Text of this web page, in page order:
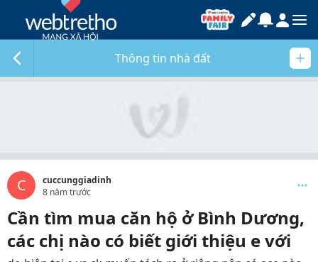
Thông tin nhà đất
C
cuccunggiadinh
8 năm trước
Cần tìm mua căn hộ ở Bình Dương,
các chị nào có biết giới thiệu e với